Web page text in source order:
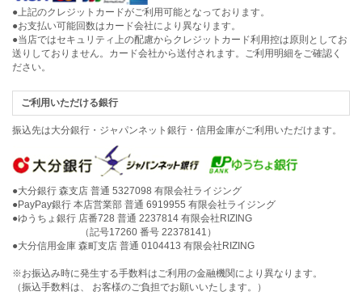
●上記のクレジットカードがご利用可能となっております。
●お支払い可能回数はカード会社により異なります。
●当店ではセキュリティ上の配慮からクレジットカード利用控は原則としてお
送りしておりません。カード会社から送付されます。ご利用明細をご確認く
ださい。
ご利用いただける銀行
振込先は大分銀行・ジャパンネット銀行・信用金庫がご利用いただけます。
●大分銀行 森支店 普通 5327098 有限会社ライジング
●PayPay銀行 本店営業部 普通 6919955 有限会社ライジング
●ゆうちょ銀行 店番728 普通 2237814 有限会社RIZING
（記号17260 番号 22378141）
●大分信用金庫 森町支店 普通 0104413 有限会社RIZING
※お振込み時に発生する手数料はご利用の金融機関により異なります。
（振込手数料は、 お客様のご負担でお願いいたします。）